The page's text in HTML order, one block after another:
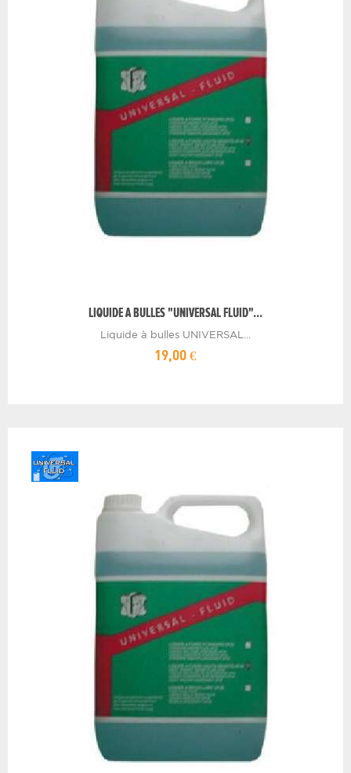
LIQUIDE A BULLES "UNIVERSAL FLUID"...
Liquide à bulles UNIVERSAL...
19,00 €